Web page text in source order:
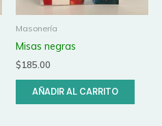
Masonería
Misas negras
$185.00
AÑADIR AL CARRITO